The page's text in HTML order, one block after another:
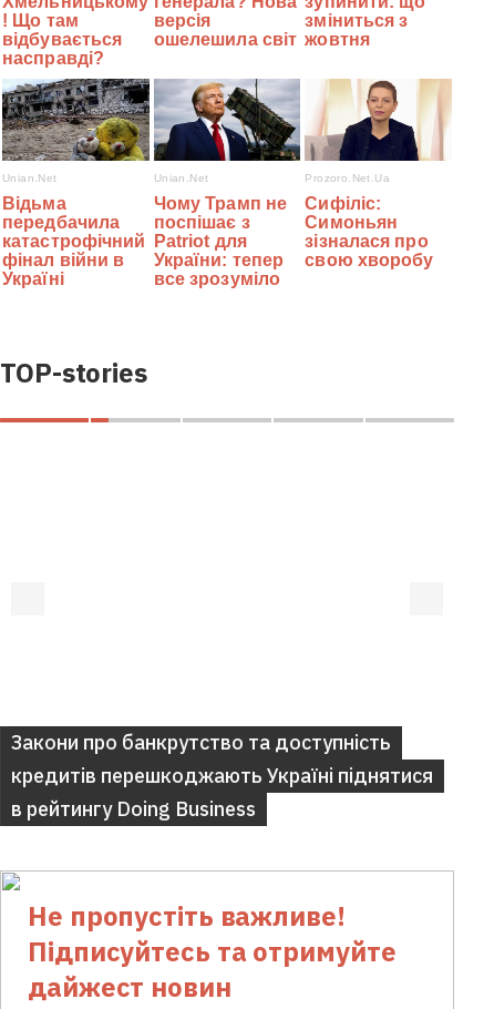
TOP-stories
Закони про банкрутство та доступність
кредитів перешкоджають Україні піднятися
в рейтингу Doing Business
Не пропустіть важливе!
Підписуйтесь та отримуйте
дайжест новин